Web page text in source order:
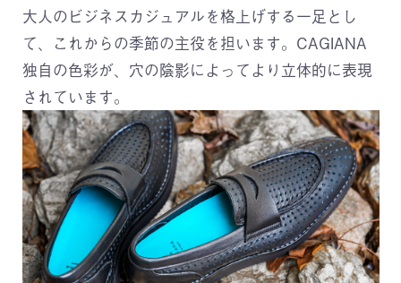
大人のビジネスカジュアルを格上げする一足とし
て、これからの季節の主役を担います。CAGIANA
独自の色彩が、穴の陰影によってより立体的に表現
されています。